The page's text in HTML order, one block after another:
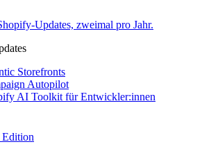
Updates, zweimal pro Jahr.
Storefronts
Autopilot
AI Toolkit für Entwickler:innen
Edition